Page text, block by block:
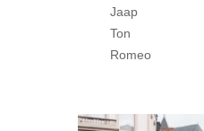
Jaap
Ton
Romeo